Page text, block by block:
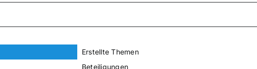
Erstellte Themen
Beteiligungen